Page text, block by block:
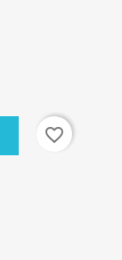
favorite_border